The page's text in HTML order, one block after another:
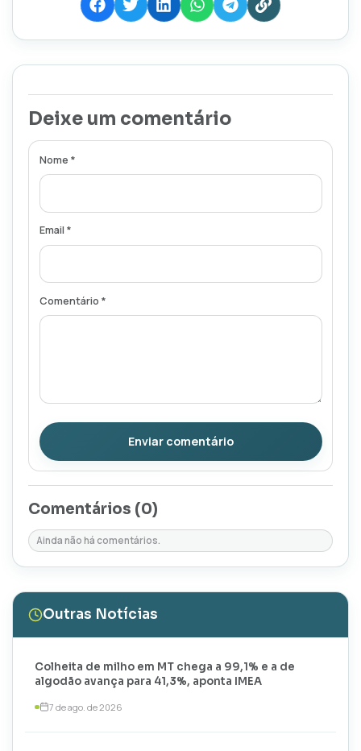
Deixe um comentário
Nome *
Email *
Comentário *
Enviar comentário
Comentários (0)
Ainda não há comentários.
Outras Notícias
Colheita de milho em MT chega a 99,1% e a de
algodão avança para 41,3%, aponta IMEA
7 de ago. de 2026